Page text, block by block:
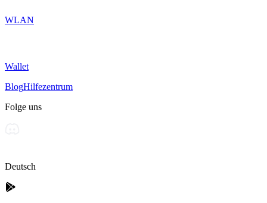
WLAN
Wallet
BlogHilfezentrum
Folge uns
Deutsch